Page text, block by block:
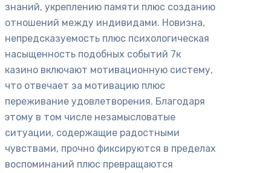
знаний, укреплению памяти плюс созданию
отношений между индивидами. Новизна,
непредсказуемость плюс психологическая
насыщенность подобных событий 7к
казино включают мотивационную систему,
что отвечает за мотивацию плюс
переживание удовлетворения. Благодаря
этому в том числе незамысловатые
ситуации, содержащие радостными
чувствами, прочно фиксируются в пределах
воспоминаний плюс превращаются